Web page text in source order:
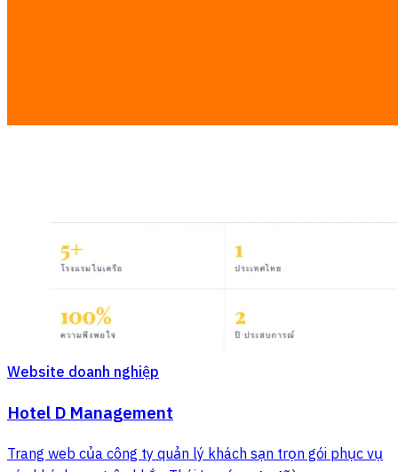
Website doanh nghiệp
Hotel D Management
Trang web của công ty quản lý khách sạn trọn gói phục vụ